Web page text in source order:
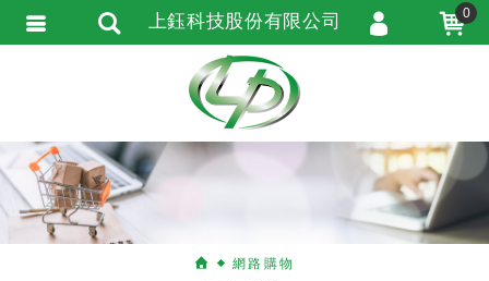
網路購物
上鈺科技股份有限公司 0
會員登入
會員註冊
忘記密碼